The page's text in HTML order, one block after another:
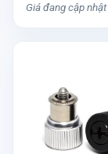
Giá đang cập nhật